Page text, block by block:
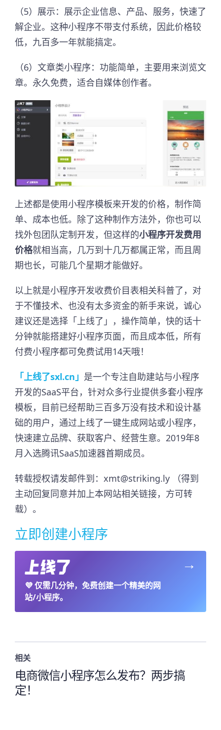
（5）展示：展示企业信息、产品、服务，快速了
解企业。这种小程序不带支付系统，因此价格较
低，九百多一年就能搞定。
（6）文章类小程序：功能简单，主要用来浏览文
章。永久免费，适合自媒体创作者。
上述都是使用小程序模板来开发的价格，制作简
单、成本也低。除了这种制作方法外，你也可以
找外包团队定制开发，但这样的小程序开发费用
价格就相当高，几万到十几万都属正常，而且周
期也长，可能几个星期才能做好。
以上就是小程序开发收费价目表相关科普了，对
于不懂技术、也没有太多资金的新手来说，诚心
建议还是选择「上线了」，操作简单，快的话十
分钟就能搭建好小程序页面，而且成本低，所有
付费小程序都可免费试用14天哦！
「上线了sxl.cn」 是一个专注自助建站与小程序
开发的SaaS平台，针对众多行业提供多套小程序
模板，目前已经帮助三百多万没有技术和设计基
础的用户，通过上线了一键生成网站或小程序，
快速建立品牌、获取客户、经营生意。2019年8
月入选腾讯SaaS加速器首期成员。​
转载授权请发邮件到：xmt@striking.ly （得到
主动回复同意并加上本网站相关链接，方可转
载）。
立即创建小程序
💜仅需几分钟，免费创建一个精美的网
站/小程序。
→
相关
电商微信小程序怎么发布？两步搞
定！